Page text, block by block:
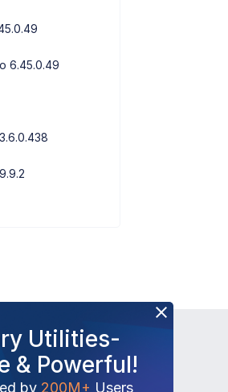
6.45.0.49
Utilities-
& Powerful!
by 200M+ Users